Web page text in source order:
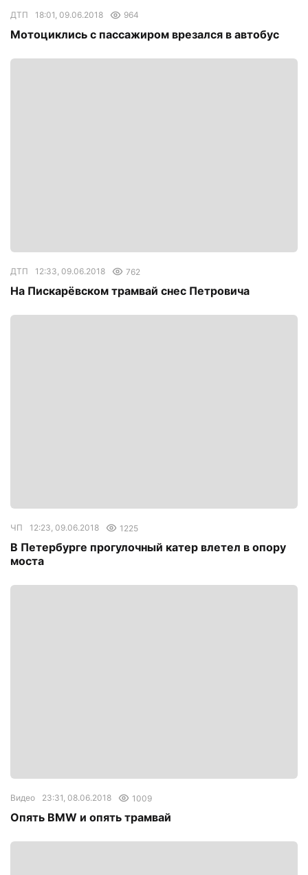
ДТП 18:01, 09.06.2018 964
Мотоциклись с пассажиром врезался в автобус
ДТП 12:33, 09.06.2018 762
На Пискарёвском трамвай снес Петровича
ЧП 12:23, 09.06.2018 1225
В Петербурге прогулочный катер влетел в опору
моста
Видео 23:31, 08.06.2018 1009
Опять BMW и опять трамвай